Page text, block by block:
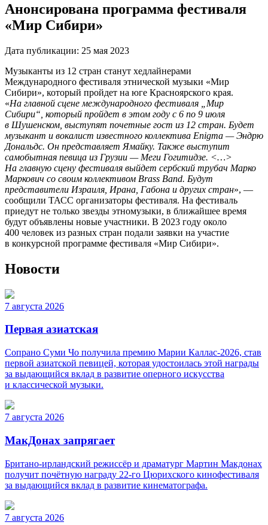
Анонсирована программа фестиваля
«Мир Сибири»
Дата публикации: 25 мая 2023
Музыканты из 12 стран станут хедлайнерами
Международного фестиваля этнической музыки «Мир
Сибири», который пройдет на юге Красноярского края.
«На главной сцене международного фестиваля „Мир
Сибири“, который пройдет в этом году с 6 по 9 июля
в Шушенском, выступят почетные гост из 12 стран. Будет
музыкант и вокалист известного коллектива Enigma — Эндрю
Дональдс. Он представляет Ямайку. Также выступит
самобытная певица из Грузии — Меги Гогитидзе. <…>
На главную сцену фестиваля выйдет сербский трубач Марко
Маркович со своим коллективом Brass Band. Будут
представители Израиля, Ирана, Габона и других стран», —
сообщили ТАСС организаторы фестиваля. На фестиваль
приедут не только звезды этномузыки, в ближайшее время
будут объявлены новые участники. В 2023 году около
400 человек из разных стран подали заявки на участие
в конкурсной программе фестиваля «Мир Сибири».
Новости
7 августа 2026
Первая азиатская
Сопрано Суми Чо получила премию Марии Каллас-2026, став
первой азиатской певицей, которая удостоилась этой награды
за выдающийся вклад в развитие оперного искусства
и классической музыки.
7 августа 2026
МакДонах запрягает
Британо-ирландский режиссёр и драматург Мартин Макдонах
получит почётную награду 22-го Цюрихского кинофестиваля
за выдающийся вклад в развитие кинематографа.
7 августа 2026